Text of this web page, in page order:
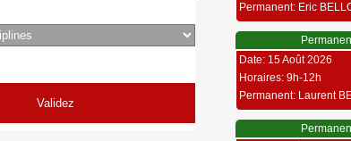
Permanent: Eric
Date: 15 Août 2026
Horaires: 9h-12h
Permanent: Laurent